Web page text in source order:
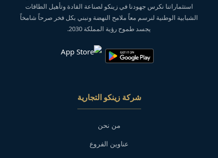
استثماراتنا نكرس جهودنا في زينكو لصناعة القادة وتأهيل الطاقات
الشبابية الوطنية لنرسم معاً ملامح النهضة ونبني بكل فخر صرحاً شامخاً
يجسد طموح رؤية المملكة 2030.
شركة زينكو التجارية
من نحن
عناوين الفروع